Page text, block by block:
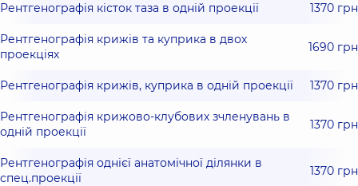
Рентгенографія кісток таза в одній проекції 1370 грн
Рентгенографія крижів та куприка в двох
проекціях
1690 грн
Рентгенографія крижів, куприка в одній проекції 1370 грн
Рентгенографія крижово-клубових зчленувань в
одній проекції
1370 грн
Рентгенографія однієї анатомічної ділянки в
спец.проекції
1370 грн